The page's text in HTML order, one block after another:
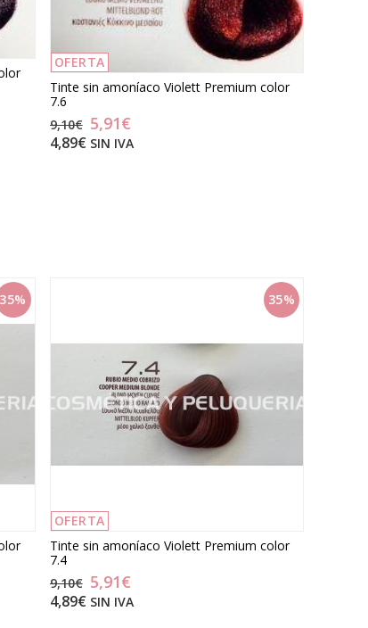
OFERTA
Tinte sin amoníaco Violett Premium color
7.6
9,10€ 5,91€
4,89€ SIN IVA
35% 35%
OFERTA
Tinte sin amoníaco Violett Premium color
7.4
9,10€ 5,91€
4,89€ SIN IVA